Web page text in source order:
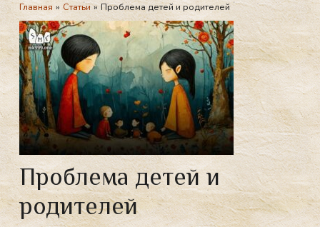
Главная Статьи Проблема детей и родителей
Проблема детей и
родителей